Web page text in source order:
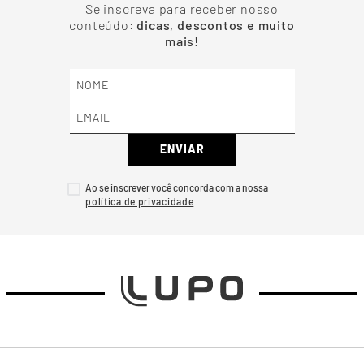
Se inscreva para receber nosso
conteúdo: dicas, descontos e muito
mais!
ENVIAR
Ao se inscrever você concorda com a nossa